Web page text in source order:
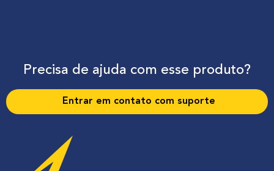
Precisa de ajuda com esse produto?
Entrar em contato com suporte